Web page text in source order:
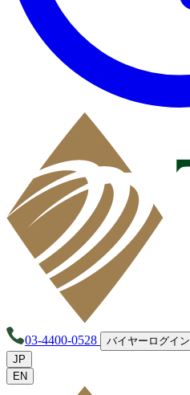
03-4400-0528 バイヤーログイン
JP
EN